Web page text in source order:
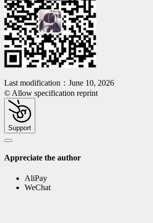
Last modification：June 10, 2026
© Allow specification reprint
Support
Appreciate the author
AliPay
WeChat